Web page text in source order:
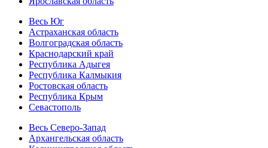
Весь Юг
Астраханская область
Волгоградская область
Краснодарский край
Республика Адыгея
Республика Калмыкия
Ростовская область
Республика Крым
Севастополь
Весь Северо-Запад
Архангельская область